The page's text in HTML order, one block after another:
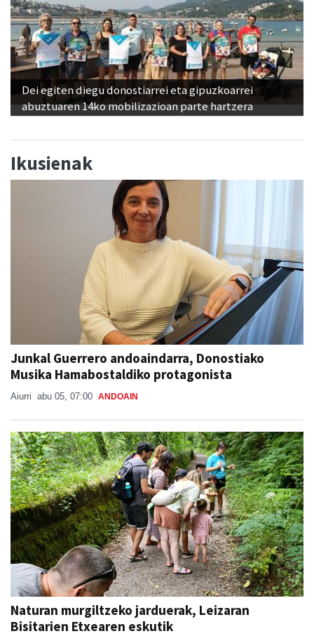
Dei egiten diegu donostiarrei eta gipuzkoarrei
abuztuaren 14ko mobilizazioan parte hartzera
Ikusienak
Junkal Guerrero andoaindarra, Donostiako
Musika Hamabostaldiko protagonista
Aiurri abu 05, 07:00 ANDOAIN
Naturan murgiltzeko jarduerak, Leizaran
Bisitarien Etxearen eskutik